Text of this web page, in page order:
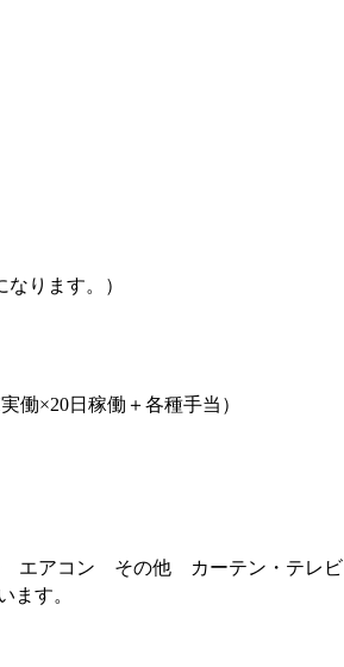
ります。）
働×20日稼働＋各種手当）
アコン その他 カーテン・テレビ
ます。